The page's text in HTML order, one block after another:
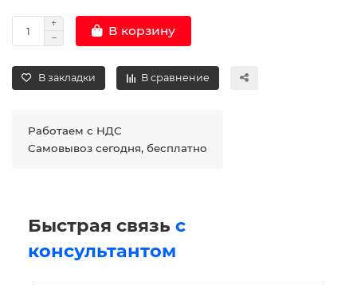
В корзину
В закладки В сравнение
Работаем с НДС
Самовывоз сегодня, бесплатно
Быстрая связь с
консультантом